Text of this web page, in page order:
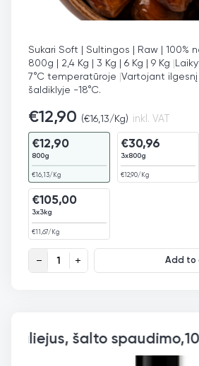
Sukari Soft | Sultingos | Raw | 100%
800g | 2,4 Kg | 3 Kg | 6 Kg | 9 Kg |
7°C temperatūroje |Vartojant
šaldiklyje -18°C.
€12,90 (€16,13/Kg) inkl. VAT
€12,90
800g
€16,13/Kg
€30,96
3x800g
€12,90/Kg
€105,00
3x3kg
€11,67/Kg
Datulės Sukari Soft quantity Add to
Juodgrūdės